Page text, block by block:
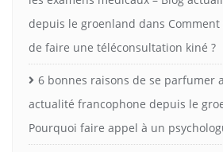
depuis le groenland dans
de faire une téléconsultation kiné ?
6 bonnes raisons de se parfumer
actualité francophone depuis le
Pourquoi faire appel à un